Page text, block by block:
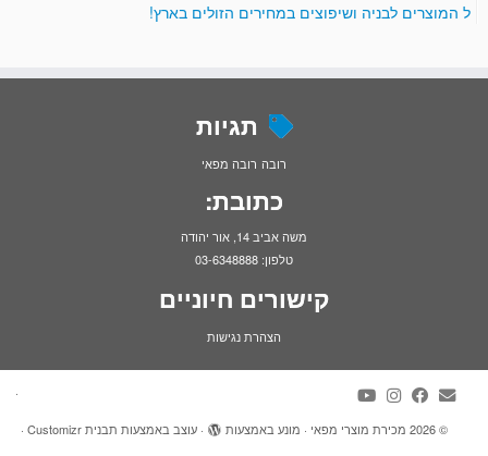
המוצרים לבניה ושיפוצים במחירים הזולים בארץ!
תגיות
רובה רובה מפאי
כתובת:
משה אביב 14, אור יהודה
טלפון: 03-6348888
קישורים חיוניים
הצהרת נגישות
·
© 2026 מכירת מוצרי מפאי · מונע באמצעות · עוצב באמצעות תבנית Customizr ·